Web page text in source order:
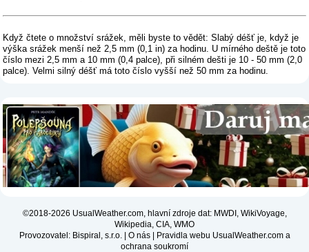
Když čtete o množství srážek, měli byste to vědět: Slabý déšť je, když je
výška srážek menší než 2,5 mm (0,1 in) za hodinu. U mírného deště je toto
číslo mezi 2,5 mm a 10 mm (0,4 palce), při silném dešti je 10 - 50 mm (2,0
palce). Velmi silný déšť má toto číslo vyšší než 50 mm za hodinu.
©2018-2026 UsualWeather.com, hlavní zdroje dat: MWDI, WikiVoyage,
Wikipedia, CIA, WMO
Provozovatel: Bispiral, s.r.o. | O nás| Pravidla webu UsualWeather.com a
ochrana soukromí